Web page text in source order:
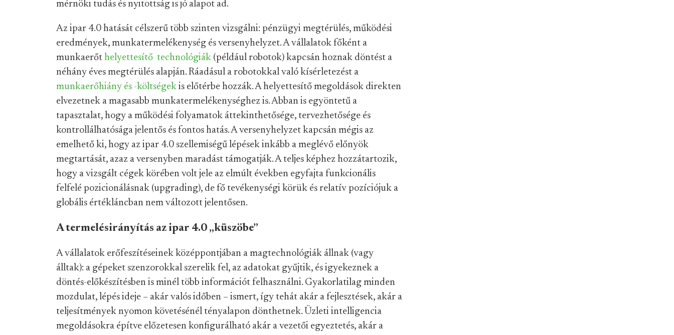
mérnöki tudás és nyitottság is jó alapot ad.
Az ipar 4.0 hatását célszerű több szinten vizsgálni: pénzügyi megtérülés, működési
eredmények, munkatermelékenység és versenyhelyzet. A vállalatok főként a
munkaerőt helyettesítő technológiák (például robotok) kapcsán hoznak döntést a
néhány éves megtérülés alapján. Ráadásul a robotokkal való kísérletezést a
munkaerőhiány és -költségek is előtérbe hozzák. A helyettesítő megoldások direkten
elvezetnek a magasabb munkatermelékenységhez is. Abban is egyöntetű a
tapasztalat, hogy a működési folyamatok áttekinthetősége, tervezhetősége és
kontrollálhatósága jelentős és fontos hatás. A versenyhelyzet kapcsán mégis az
emelhető ki, hogy az ipar 4.0 szellemiségű lépések inkább a meglévő előnyök
megtartását, azaz a versenyben maradást támogatják. A teljes képhez hozzátartozik,
hogy a vizsgált cégek körében volt jele az elmúlt években egyfajta funkcionális
felfelé pozicionálásnak (upgrading), de fő tevékenységi körük és relatív pozíciójuk a
globális értékláncban nem változott jelentősen.
A termelésirányítás az ipar 4.0 „küszöbe”
A vállalatok erőfeszítéseinek középpontjában a magtechnológiák állnak (vagy
álltak): a gépeket szenzorokkal szerelik fel, az adatokat gyűjtik, és igyekeznek a
döntés-előkészítésben is minél több információt felhasználni. Gyakorlatilag minden
mozdulat, lépés ideje – akár valós időben – ismert, így tehát akár a fejlesztések, akár a
teljesítmények nyomon követésénél tényalapon dönthetnek. Üzleti intelligencia
megoldásokra építve előzetesen konfigurálható akár a vezetői egyeztetés, akár a